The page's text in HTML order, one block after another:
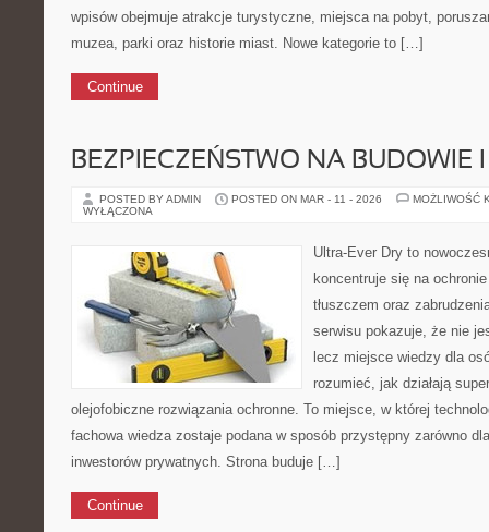
wpisów obejmuje atrakcje turystyczne, miejsca na pobyt,
muzea, parki oraz historie miast. Nowe kategorie to […]
Continue
BEZPIECZEŃSTWO NA BUDOWIE
POSTED BY ADMIN POSTED ON MAR - 11 - 2026
MOŻLIWOŚĆ
WYŁĄCZONA
Ultra-Ever Dry to
koncentruje się na
tłuszczem oraz
serwisu pokazuje, że nie
lecz miejsce wiedzy dla
rozumieć, jak działają
olejofobiczne rozwiązania ochronne. To miejsce, w której
fachowa wiedza zostaje podana w sposób przystępny zarówno
inwestorów prywatnych. Strona buduje […]
Continue